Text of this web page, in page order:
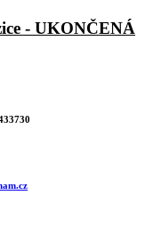
- UKONČENÁ